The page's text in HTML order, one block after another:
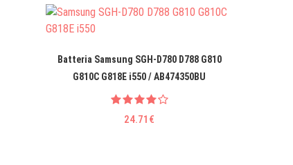
Batteria Samsung SGH-D780 D788 G810
G810C G818E i550 / AB474350BU
24.71€